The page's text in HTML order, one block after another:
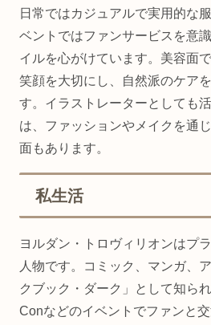
日常ではカジュアルで実用的な
ベントではファンサービスを意
イルを心がけています。美容面
笑顔を大切にし、自然派のケア
す。イラストレーターとしても
は、ファッションやメイクを通
面もあります。
私生活
ヨルダン・トロヴィリオンはプ
人物です。コミック、マンガ、
クブック・ダーク」として知ら
Conなどのイベントでファンと